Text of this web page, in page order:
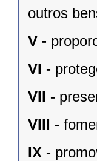
outros
V -
VI -
VII -
VIII -
IX -